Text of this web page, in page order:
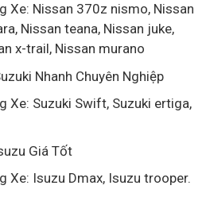
Xe: Nissan 370z nismo, Nissan
Nissan teana, Nissan juke,
x-trail, Nissan murano
Nhanh Chuyên Nghiệp
Xe: Suzuki Swift, Suzuki ertiga,
Giá Tốt
Xe: Isuzu Dmax, Isuzu trooper.